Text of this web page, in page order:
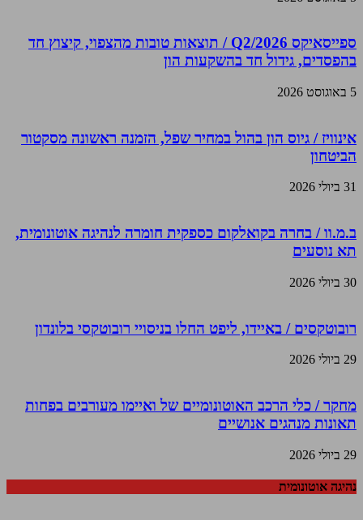
ספייסאיקס Q2/2026 / תוצאות טובות מהצפוי, קיצוץ חד
בהפסדים, גידול חד בהשקעות הון
5 באוגוסט 2026
אינוויז / גיוס הון בהול במחיר שפל, הזמנה ראשונה מסקטור
הביטחון
31 ביולי 2026
ב.מ.וו / בחרה בקואלקום כספקית חומרה לנהיגה אוטונומית,
תא נוסעים
30 ביולי 2026
רובוטקסים / באיידו, ליפט החלו בניסויי רובוטקסי בלונדון
29 ביולי 2026
מחקר / כלי הרכב האוטונומיים של ואיימו מעורבים בפחות
תאונות מנהגים אנושיים
29 ביולי 2026
נהיגה אוטונומית